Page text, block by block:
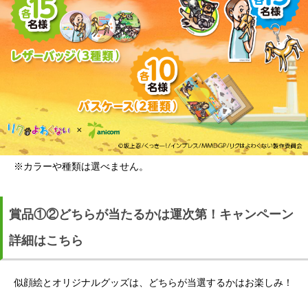
※カラーや種類は選べません。
賞品①②どちらが当たるかは運次第！キャンペーン
詳細はこちら
似顔絵とオリジナルグッズは、どちらが当選するかはお楽しみ！